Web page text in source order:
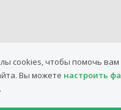
cookies, чтобы помочь вам
Вы можете настроить
.